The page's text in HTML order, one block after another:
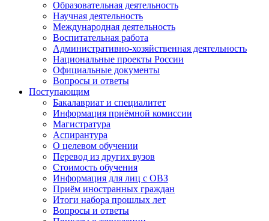
Образовательная деятельность
Научная деятельность
Международная деятельность
Воспитательная работа
Административно-хозяйственная деятельность
Национальные проекты России
Официальные документы
Вопросы и ответы
Поступающим
Бакалавриат и специалитет
Информация приёмной комиссии
Магистратура
Аспирантура
О целевом обучении
Перевод из других вузов
Стоимость обучения
Информация для лиц с ОВЗ
Приём иностранных граждан
Итоги набора прошлых лет
Вопросы и ответы